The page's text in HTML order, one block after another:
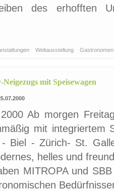
des erhofften
Weltausstellung
mit Speisewagen
Ab morgen
mit integriertem
Biel - Zürich- St.
helles und
MITROPA und